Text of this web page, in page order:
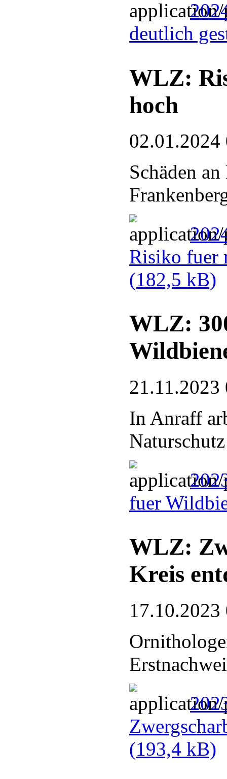
deutlich
WLZ:
hoch
02.01.2024
Schäden
Risiko fuer
(182,5 kB)
WLZ:
21.11.2023
In Anraff
fuer
WLZ:
Kreis
17.10.2023
(193,4 kB)